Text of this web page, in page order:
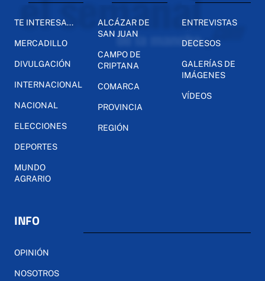
TE INTERESA...
MERCADILLO
DIVULGACIÓN
INTERNACIONAL
NACIONAL
ELECCIONES
DEPORTES
MUNDO
AGRARIO
ALCÁZAR DE
SAN JUAN
CAMPO DE
CRIPTANA
COMARCA
PROVINCIA
REGIÓN
ENTREVISTAS
DECESOS
GALERÍAS DE
IMÁGENES
VÍDEOS
INFO
OPINIÓN
NOSOTROS